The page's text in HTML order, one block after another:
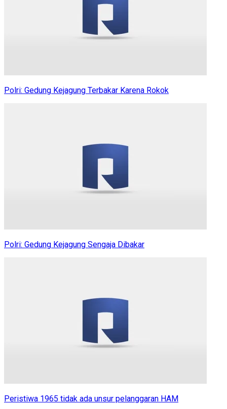
Polri: Gedung Kejagung Terbakar Karena Rokok
Polri: Gedung Kejagung Sengaja Dibakar
Peristiwa 1965 tidak ada unsur pelanggaran HAM